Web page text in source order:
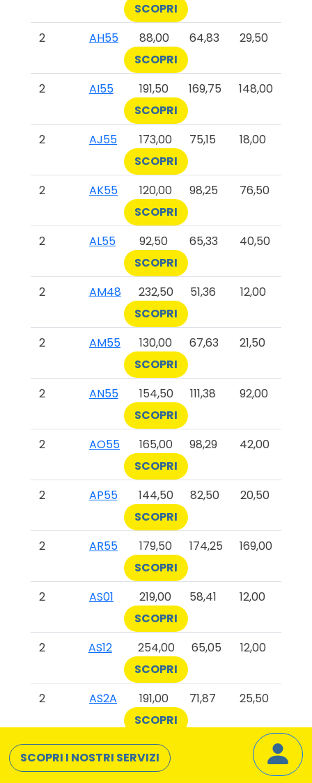
SCOPRI
2
AH55 88,00 64,83
29,50
SCOPRI
2
AI55 191,50 169,75
148,00
SCOPRI
2
AJ55 173,00 75,15
18,00
SCOPRI
2
AK55 120,00 98,25
76,50
SCOPRI
2
AL55 92,50 65,33
40,50
SCOPRI
2
AM48 232,50 51,36
12,00
SCOPRI
2
AM55 130,00 67,63
21,50
SCOPRI
2
AN55 154,50 111,38
92,00
SCOPRI
2
AO55 165,00 98,29
42,00
SCOPRI
2
AP55 144,50 82,50
20,50
SCOPRI
2
AR55 179,50 174,25
169,00
SCOPRI
2
AS01 219,00 58,41
12,00
SCOPRI
2
AS12 254,00 65,05
12,00
SCOPRI
2
AS2A 191,00 71,87
25,50
SCOPRI
2
AS2B 196,50
12,00
SCOPRI
SCOPRI I NOSTRI SERVIZI